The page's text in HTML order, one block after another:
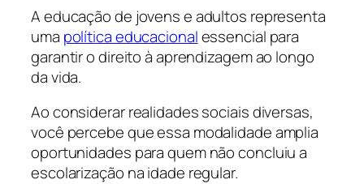
A educação de jovens e adultos representa
uma política educacionalessencial para
garantir o direito à aprendizagem ao longo
da vida.
Ao considerar realidades sociais diversas,
você percebe que essa modalidade amplia
oportunidades para quem não concluiu a
escolarização na idade regular.